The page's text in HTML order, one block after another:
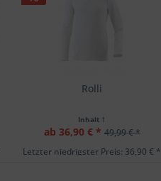
Rolli
Inhalt 1
ab 36,90 € * 49,99 € *
Letzter niedrigster Preis: 36,90 € *